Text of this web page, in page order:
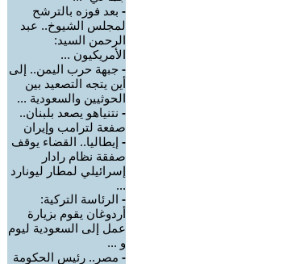
- بعد فوزه بالترشح
لمجلس الشيوخ.. عبد
الرحمن السيد:
الأمريكيون ...
- جبهة حرب اليمن.. إلى
أين يتجه التصعيد بين
الحوثيين والسعودية ...
- نتنياهو يصعد بلبنان..
صفعة لترامب وإيران
- إيطاليا.. القضاء يوقف
صفقة نظام رادار
إسرائيلي لمطار ليونارد
...
- الرئاسة التركية:
أردوغان يقوم بزيارة
عمل إلى السعودية ليوم
و ...
- مصر.. رئيس الحكومة